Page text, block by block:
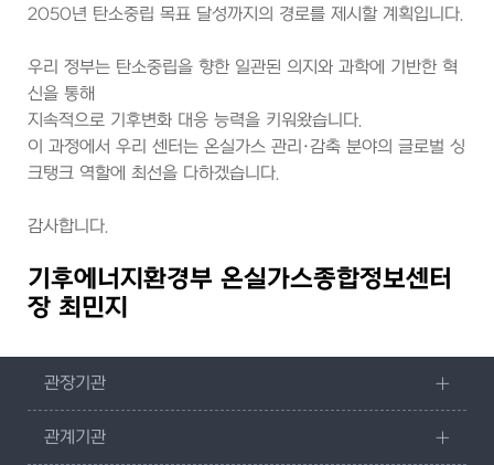
2050년 탄소중립 목표 달성까지의 경로를 제시할 계획입니다.
우리 정부는 탄소중립을 향한 일관된 의지와 과학에 기반한 혁
신을 통해
지속적으로 기후변화 대응 능력을 키워왔습니다.
이 과정에서 우리 센터는 온실가스 관리·감축 분야의 글로벌 싱
크탱크 역할에 최선을 다하겠습니다.
감사합니다.
기후에너지환경부 온실가스종합정보센터
장 최민지
관장기관
관계기관